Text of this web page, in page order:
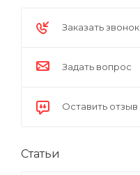
Заказать звонок
Задать вопрос
Оставить отзыв
Статьи